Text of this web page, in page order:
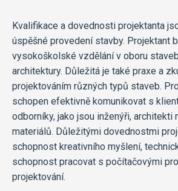
Kvalifikace a dovednosti projektanta
úspěšné provedení stavby. Projektant
vysokoškolské vzdělání v oboru
architektury. Důležitá je také praxe a
projektováním různých typů staveb.
schopen efektivně komunikovat s
odborníky, jako jsou inženýři, architekti
materiálů. Důležitými dovednostmi
schopnost kreativního myšlení,
schopnost pracovat s počítačovými
projektování.